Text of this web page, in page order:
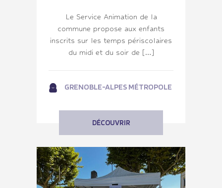
Le Service Animation de la
commune propose aux enfants
inscrits sur les temps périscolaires
du midi et du soir de […]
GRENOBLE-ALPES MÉTROPOLE
DÉCOUVRIR